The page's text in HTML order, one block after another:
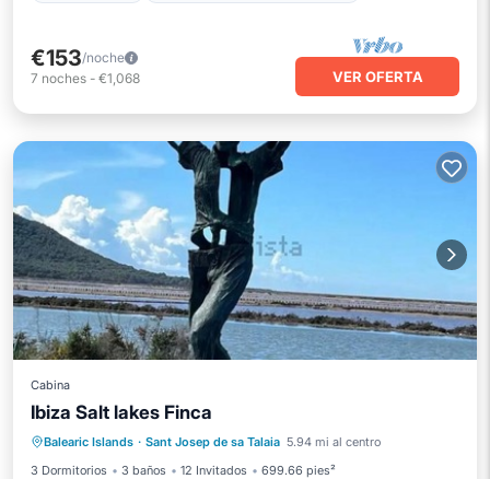
€153/noche
7 noches - €1,068 VER OFERTA
Cabina
Ibiza Salt lakes Finca
Balearic Islands · Sant Josep de sa Talaia 5.94 mi al centro
3 Dormitorios
3 baños 12 Invitados 699.66 pies²
Aparcamiento
Vistas
Internet